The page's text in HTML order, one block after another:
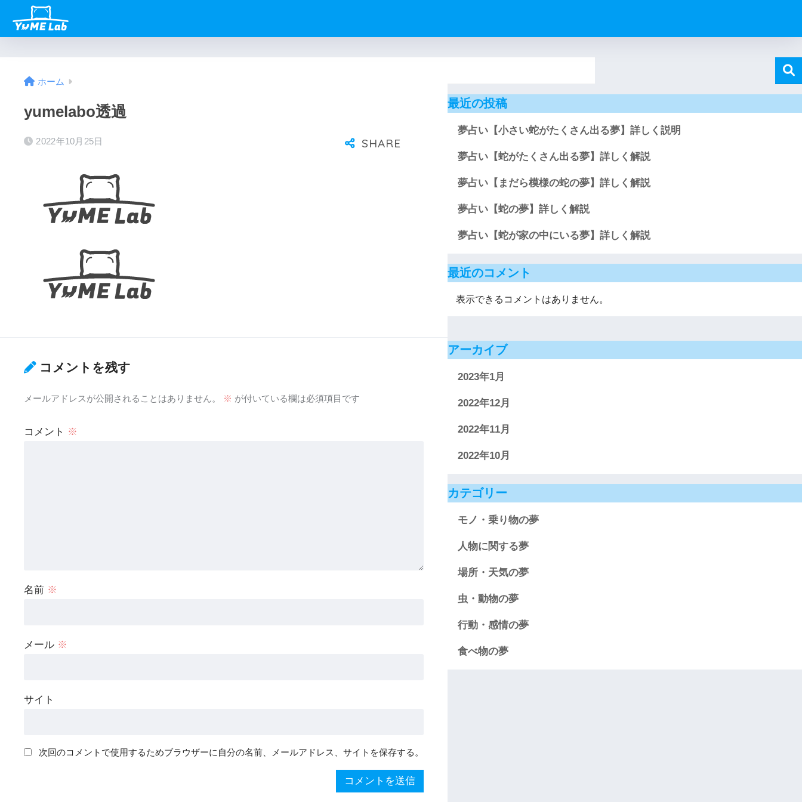
ホーム
yumelabo透過
2022年10月25日
コメントを残す
メールアドレスが公開されることはありません。 ※ が付いている欄は必須項目です
コメント ※
名前 ※
メール ※
サイト
次回のコメントで使用するためブラウザーに自分の名前、メールアドレス、サイトを保存する。
最近の投稿
夢占い【小さい蛇がたくさん出る夢】詳しく説明
夢占い【蛇がたくさん出る夢】詳しく解説
夢占い【まだら模様の蛇の夢】詳しく解説
夢占い【蛇の夢】詳しく解説
夢占い【蛇が家の中にいる夢】詳しく解説
最近のコメント
表示できるコメントはありません。
アーカイブ
2023年1月
2022年12月
2022年11月
2022年10月
カテゴリー
モノ・乗り物の夢
人物に関する夢
場所・天気の夢
虫・動物の夢
行動・感情の夢
食べ物の夢